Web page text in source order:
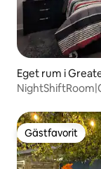
Eget rum i
Gästfavorit
Gästfavorit